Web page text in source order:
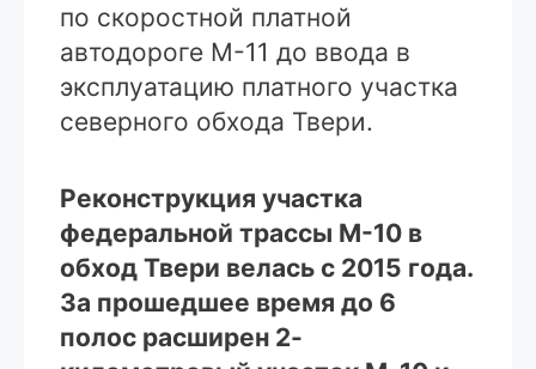
по скоростной платной
автодороге М-11 до ввода в
эксплуатацию платного участка
северного обхода Твери.
Реконструкция участка
федеральной трассы М-10 в
обход Твери велась с 2015 года.
За прошедшее время до 6
полос расширен 2-